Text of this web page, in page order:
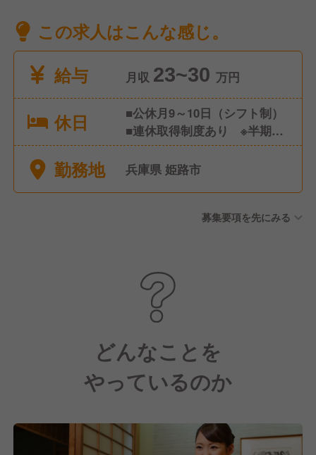
この求人はこんな感じ。
給与
月収 23~30 万円
休日
■公休月9～10日（シフト制）
■連休取得制度あり ※半期に
1回、3～7連休取得 ■有給休暇
■その他 特別休暇など ※年間
勤務地 兵庫県 姫路市
募集要項を先にみる
どんなことを
やっているのか